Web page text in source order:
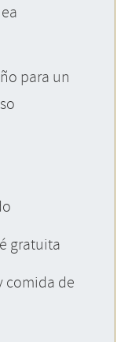
para un
gratuita
comida de